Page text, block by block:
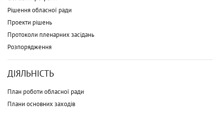
Рішення обласної ради
Проекти рішень
Протоколи пленарних засідань
Розпорядження
ДІЯЛЬНІСТЬ
План роботи обласної ради
Плани основних заходів